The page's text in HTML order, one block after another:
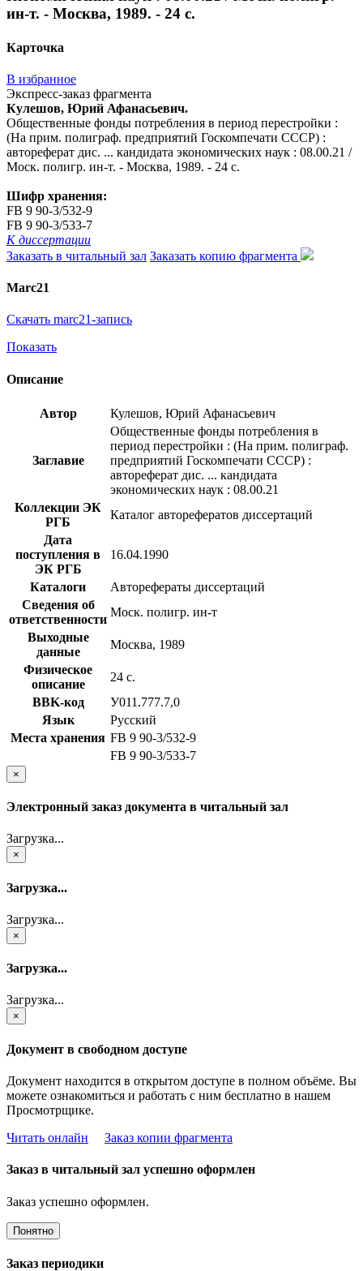
ин-т. - Москва, 1989. - 24 с.
Карточка
В избранное
Экспресс-заказ фрагмента
Кулешов, Юрий Афанасьевич.
Общественные фонды потребления в период перестройки :
(На прим. полиграф. предприятий Госкомпечати СССР) :
автореферат дис. ... кандидата экономических наук : 08.00.21 /
Моск. полигр. ин-т. - Москва, 1989. - 24 с.
Шифр хранения:
FB 9 90-3/532-9
FB 9 90-3/533-7
К диссертации
Заказать в читальный зал Заказать копию фрагмента
Marc21
Скачать marc21-запись
Показать
Описание
Автор Кулешов, Юрий Афанасьевич
Заглавие
Общественные фонды потребления в
период перестройки : (На прим. полиграф.
предприятий Госкомпечати СССР) :
автореферат дис. ... кандидата
экономических наук : 08.00.21
Коллекции ЭК
РГБ
Каталог авторефератов диссертаций
Дата
поступления в
ЭК РГБ
16.04.1990
Каталоги
Авторефераты диссертаций
Сведения об
ответственности
Моск. полигр. ин-т
Выходные
данные
Москва, 1989
Физическое
описание
24 с.
BBK-код
У011.777.7,0
Язык
Русский
Места хранения FB 9 90-3/532-9
FB 9 90-3/533-7
×
Электронный заказ документа в читальный зал
Загрузка...
×
Загрузка...
Загрузка...
×
Загрузка...
Загрузка...
×
Документ в свободном доступе
Документ находится в открытом доступе в полном объёме. Вы
можете ознакомиться и работать с ним бесплатно в нашем
Просмотрщике.
Читать онлайн
Заказ копии фрагмента
Заказ в читальный зал успешно оформлен
Заказ успешно оформлен.
Понятно
Заказ периодики